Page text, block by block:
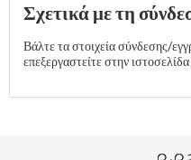
Σχετικά με τη
Βάλτε τα στοιχεία σύνδεσης/
επεξεργαστείτε στην ιστοσελίδα